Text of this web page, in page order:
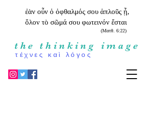
the thinking image
ἐὰν οὖν ὁ ὀφθαλμός σου ἁπλοῦς ᾖ,
τέχνες καὶ λόγος
(Ματθ. 6:22)
ὅλον τὸ σῶμά σου φωτεινόν ἔσται